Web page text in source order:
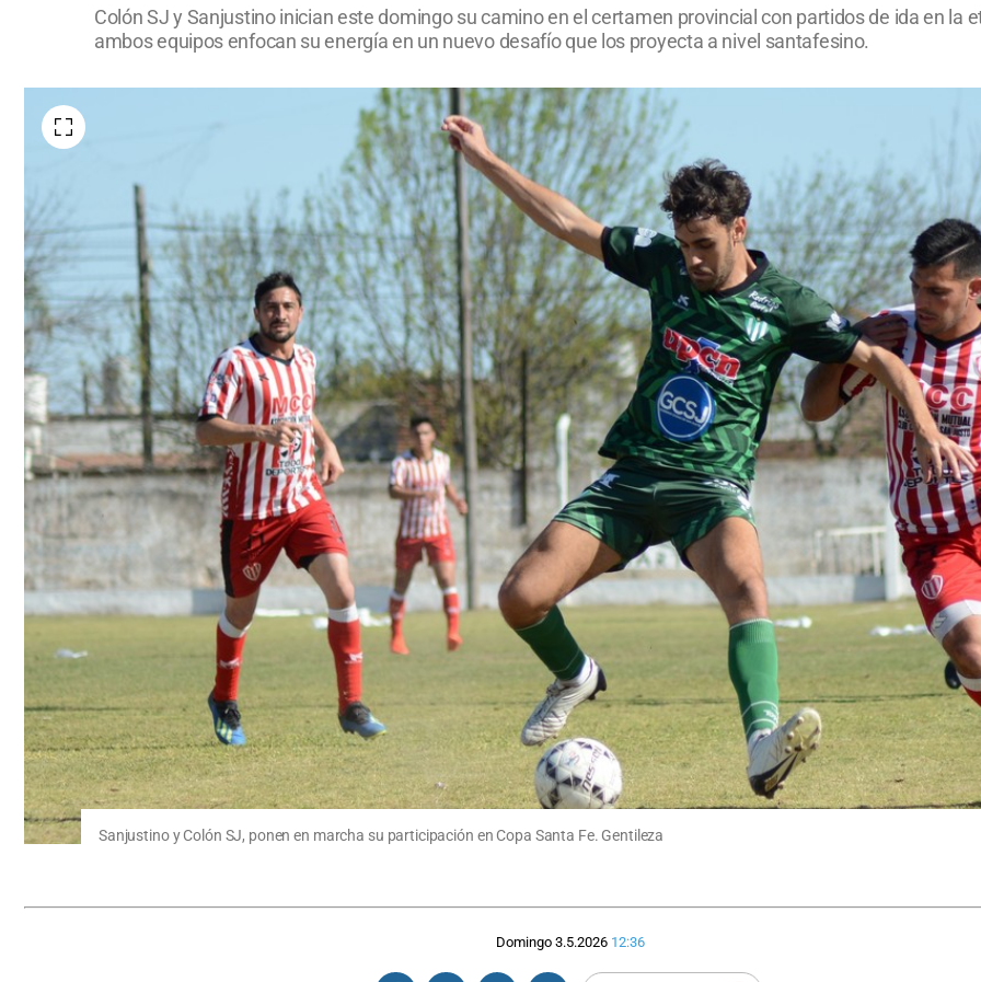
Colón SJ y Sanjustino inician este domingo su camino en el certamen provincial con partidos de ida en la
ambos equipos enfocan su energía en un nuevo desafío que los proyecta a nivel santafesino.
Sanjustino y Colón SJ, ponen en marcha su participación en Copa Santa Fe. Gentileza
Domingo 3.5.2026 12:36